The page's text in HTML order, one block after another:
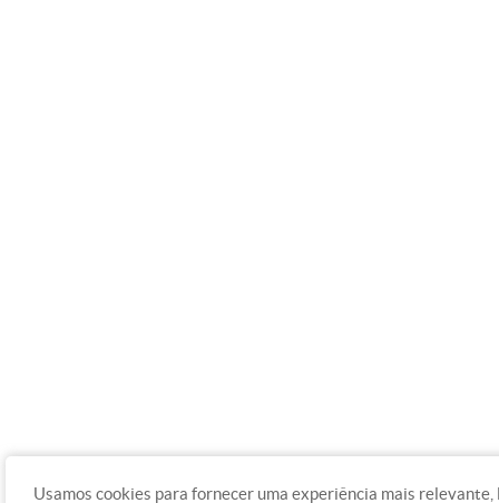
Usamos cookies para fornecer uma experiência mais relevante,